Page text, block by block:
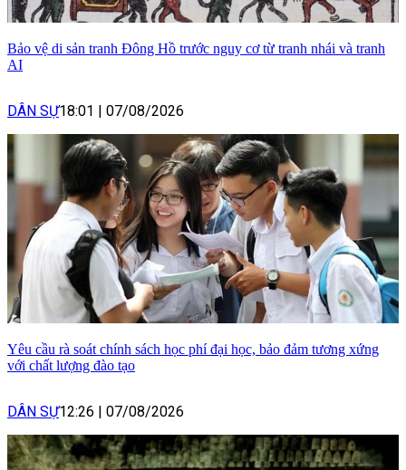
Bảo vệ di sản tranh Đông Hồ trước nguy cơ từ tranh nhái và tranh
AI
DÂN SỰ18:01 07/08/2026
Yêu cầu rà soát chính sách học phí đại học, bảo đảm tương xứng
với chất lượng đào tạo
DÂN SỰ12:26 | 07/08/2026